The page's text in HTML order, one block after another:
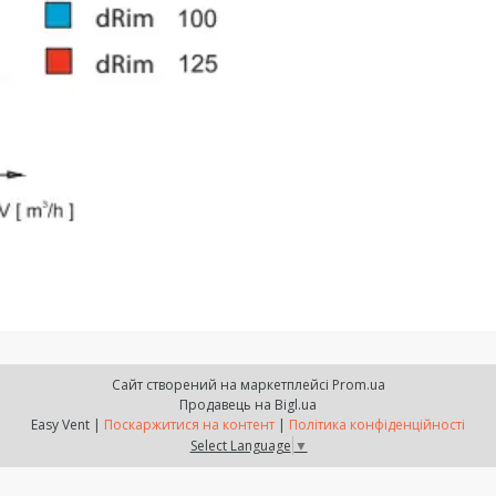
Сайт створений на маркетплейсі Prom.ua
Продавець на Bigl.ua
Easy Vent | Поскаржитися на контент | Політика конфіденційності
Select Language ▼